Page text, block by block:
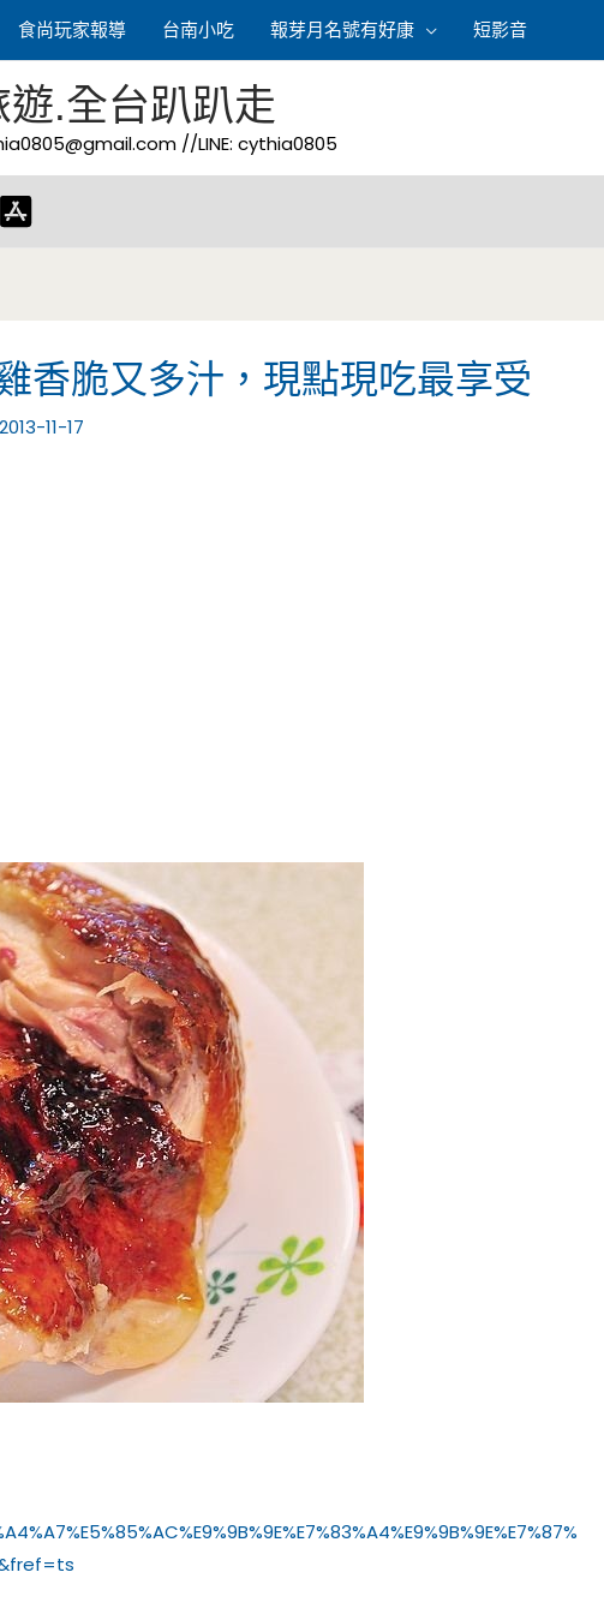
食尚玩家報導 台南小吃 報芽月名號有好康 短影音
.全台趴趴走
//LINE: cythia0805
香脆又多汁，現點現吃最享受
2013-11-17